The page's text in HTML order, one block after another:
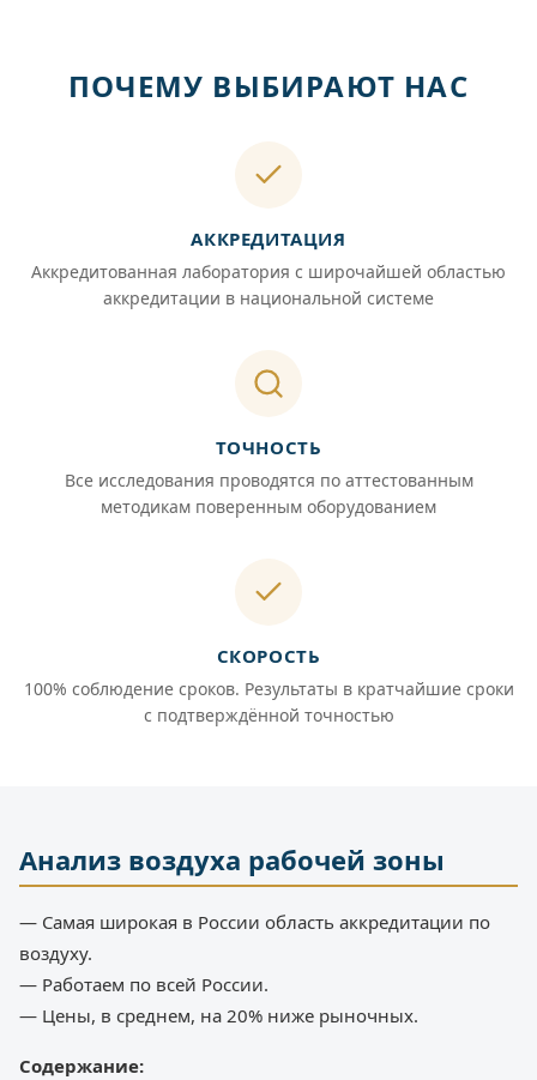
ПОЧЕМУ ВЫБИРАЮТ НАС
АККРЕДИТАЦИЯ
Аккредитованная лаборатория с широчайшей областью
аккредитации в национальной системе
ТОЧНОСТЬ
Все исследования проводятся по аттестованным
методикам поверенным оборудованием
СКОРОСТЬ
100% соблюдение сроков. Результаты в кратчайшие сроки
с подтверждённой точностью
Анализ воздуха рабочей зоны
— Самая широкая в России область аккредитации по
воздуху.
— Работаем по всей России.
— Цены, в среднем, на 20% ниже рыночных.
Содержание: